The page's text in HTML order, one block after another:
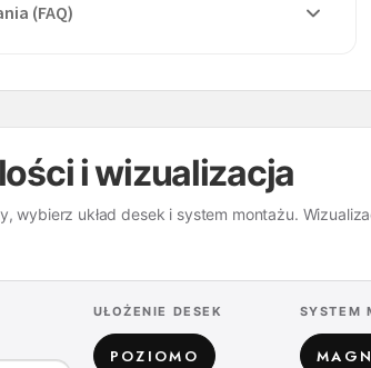
(FAQ)
i wizualizacja
wybierz układ desek i system montażu.
UŁOŻENIE DESEK
POZIOMO
SYSTEM